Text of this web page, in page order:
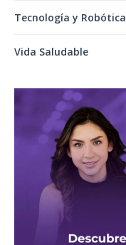
Tecnología y Robótica
Vida Saludable